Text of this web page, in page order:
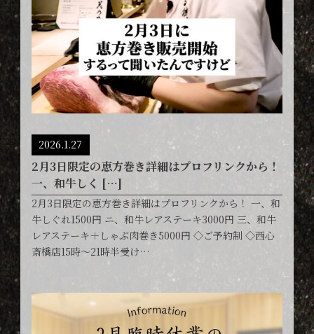
2026.1.27
2月3日限定の恵方巻き詳細はプロフリンクから！
一、和牛しく […]
2月3日限定の恵方巻き詳細はプロフリンクから！ 一、和
牛しぐれ1500円 ニ、和牛レアステーキ3000円 三、和牛
レアステーキ＋しゃぶ肉巻き5000円 ◇ご予約制 ◇西心
斎橋店15時〜21時半受け…